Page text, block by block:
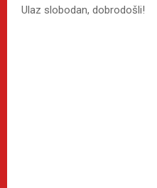
Ulaz slobodan, dobrodošli!